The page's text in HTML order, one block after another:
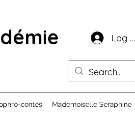
Log In
contes Mademoiselle Seraphine